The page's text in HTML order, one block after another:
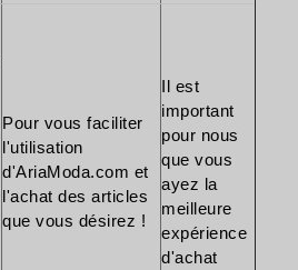
Pour vous faciliter
l'utilisation
d'AriaModa.com et
l'achat des articles
que vous désirez !
Il est
important
pour nous
que vous
ayez la
meilleure
expérience
d'achat